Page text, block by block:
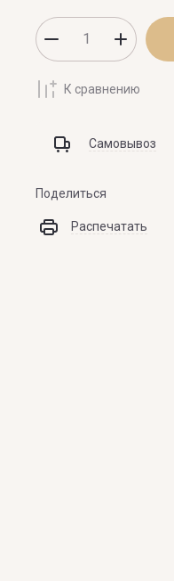
К сравнению
Самовывоз
Поделиться
Распечатать